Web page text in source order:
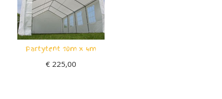
Partytent 10m x 4m
€ 225,00